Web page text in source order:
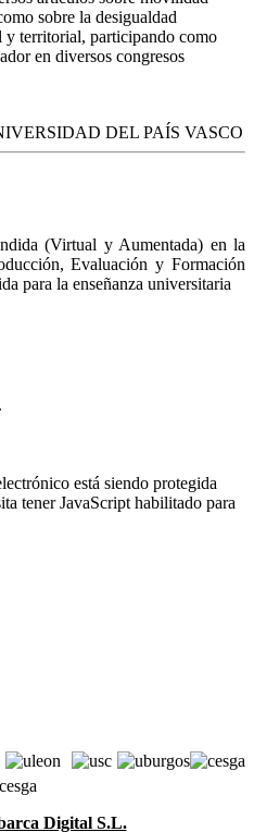
sobre la desigualdad
y territorial, participando como
en diversos congresos
DEL PAÍS VASCO
(Virtual y Aumentada) en la
Evaluación y Formación
para la enseñanza universitaria
está siendo protegida
tener JavaScript habilitado para
Digital S.L.